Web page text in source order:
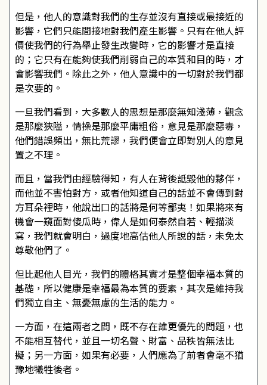
但是，他人的意識對我們的生存並沒有直接或最接近的
影響，它們只能間接地對我們產生影響。只有在他人評
價使我們的行為舉止發生改變時，它的影響才是直接
的；它只有在能夠使我們削弱自己的本質和目的時，才
會影響我們。除此之外，他人意識中的一切對於我們都
是次要的。
一旦我們看到，大多數人的思想是那麼無知淺薄，觀念
是那麼狹隘，情操是那麼平庸粗俗，意見是那麼惡毒，
他們錯誤頻出，無比荒謬，我們便會立即對別人的意見
置之不理。
而且，當我們由經驗得知，有人在背後詆毀他的夥伴，
而他並不害怕對方，或者他知道自己的話並不會傳到對
方耳朵裡時，他說出口的話將是何等鄙夷！如果將來有
機會一窺面對傻瓜時，偉人是如何泰然自若、輕描淡
寫，我們就會明白，過度地高估他人所說的話，未免太
尊敬他們了。
但比起他人目光，我們的體格其實才是整個幸福本質的
基礎，所以健康是幸福最為本質的要素，其次是維持我
們獨立自主、無憂無慮的生活的能力。
一方面，在這兩者之間，既不存在誰更優先的問題，也
不能相互替代，並且一切名聲、財富、品秩皆無法比
擬；另一方面，如果有必要，人們應為了前者會毫不猶
豫地犧牲後者。